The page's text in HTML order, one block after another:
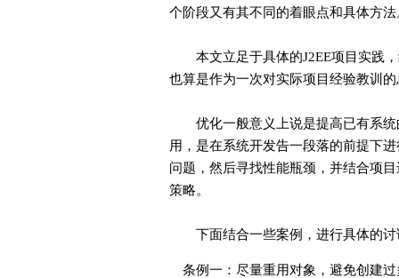
个阶段又有其不同的着眼点和具体方法
本文立足于具体的J2EE项目实践，
也算是作为一次对实际项目经验教训
优化一般意义上说是提高已有系统
用，是在系统开发告一段落的前提下
问题，然后寻找性能瓶颈，并结合项
策略。
下面结合一些案例，进行具体的讨
条例一：尽量重用对象，避免创建过